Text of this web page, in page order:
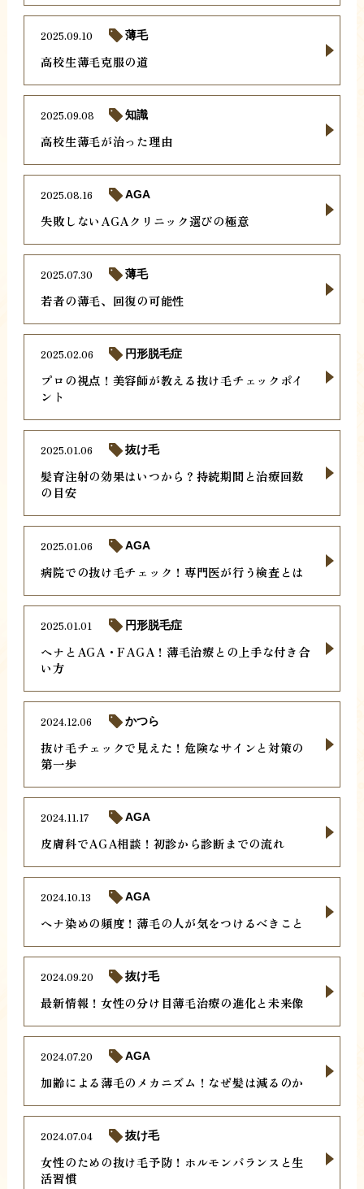
高校生薄毛克服の道
2025.09.10 薄毛
高校生薄毛が治った理由
2025.09.08 知識
失敗しないAGAクリニック選びの極意
2025.08.16 AGA
若者の薄毛、回復の可能性
2025.07.30 薄毛
プロの視点！美容師が教える抜け毛チェックポイ
ント
2025.02.06 円形脱毛症
髪育注射の効果はいつから？持続期間と治療回数
の目安
2025.01.06 抜け毛
病院での抜け毛チェック！専門医が行う検査とは
2025.01.06 AGA
ヘナとAGA・FAGA！薄毛治療との上手な付き合
い方
2025.01.01 円形脱毛症
抜け毛チェックで見えた！危険なサインと対策の
第一歩
2024.12.06 かつら
皮膚科でAGA相談！初診から診断までの流れ
2024.11.17 AGA
ヘナ染めの頻度！薄毛の人が気をつけるべきこと
2024.10.13 AGA
最新情報！女性の分け目薄毛治療の進化と未来像
2024.09.20 抜け毛
加齢による薄毛のメカニズム！なぜ髪は減るのか
2024.07.20 AGA
女性のための抜け毛予防！ホルモンバランスと生
活習慣
2024.07.04 抜け毛